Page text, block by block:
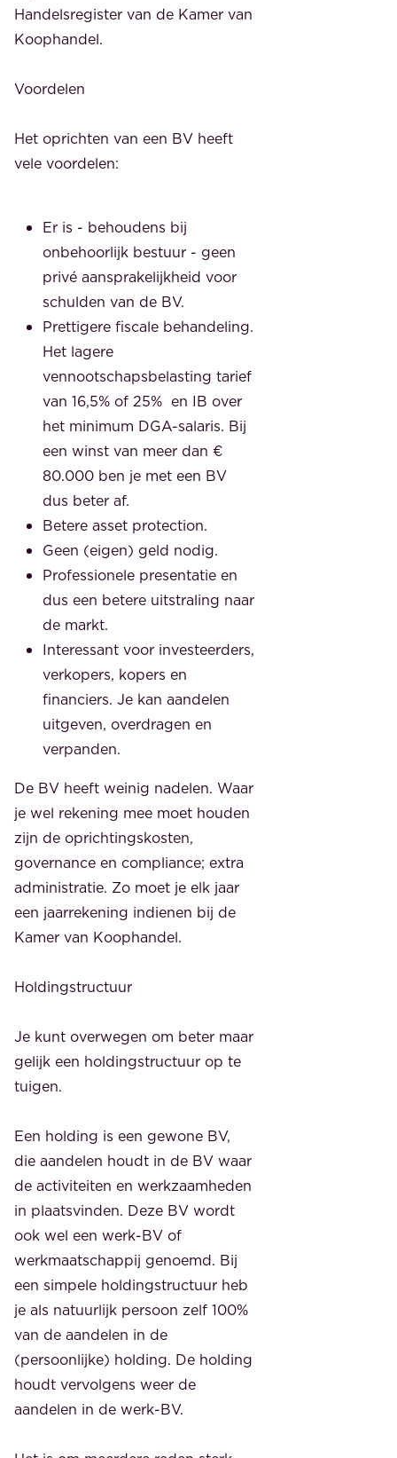
Handelsregister van de Kamer van
Koophandel.
Voordelen
Het oprichten van een BV heeft
vele voordelen:
Er is - behoudens bij
onbehoorlijk bestuur - geen
privé aansprakelijkheid voor
schulden van de BV.
Prettigere fiscale behandeling.
Het lagere
vennootschapsbelasting tarief
van 16,5% of 25% en IB over
het minimum DGA-salaris. Bij
een winst van meer dan €
80.000 ben je met een BV
dus beter af.
Betere asset protection.
Geen (eigen) geld nodig.
Professionele presentatie en
dus een betere uitstraling naar
de markt.
Interessant voor investeerders,
verkopers, kopers en
financiers. Je kan aandelen
uitgeven, overdragen en
verpanden.
De BV heeft weinig nadelen. Waar
je wel rekening mee moet houden
zijn de oprichtingskosten,
governance en compliance; extra
administratie. Zo moet je elk jaar
een jaarrekening indienen bij de
Kamer van Koophandel.
Holdingstructuur
Je kunt overwegen om beter maar
gelijk een holdingstructuur op te
tuigen.
Een holding is een gewone BV,
die aandelen houdt in de BV waar
de activiteiten en werkzaamheden
in plaatsvinden. Deze BV wordt
ook wel een werk-BV of
werkmaatschappij genoemd. Bij
een simpele holdingstructuur heb
je als natuurlijk persoon zelf 100%
van de aandelen in de
(persoonlijke) holding. De holding
houdt vervolgens weer de
aandelen in de werk-BV.